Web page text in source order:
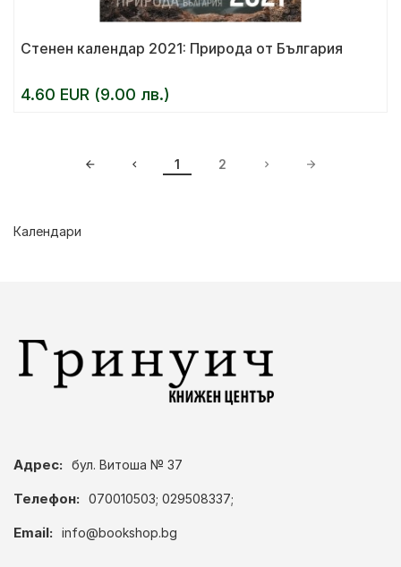
Стенен календар 2021: Природа от България
4.60 EUR (9.00 лв.)
1 2
Календари
Адрес: бул. Витоша № 37
Телефон: 070010503; 029508337;
Email: info@bookshop.bg